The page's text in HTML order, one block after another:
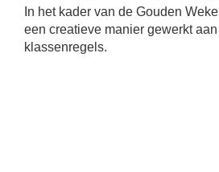
In het kader van de Gouden
een creatieve manier gewerkt
klassenregels.